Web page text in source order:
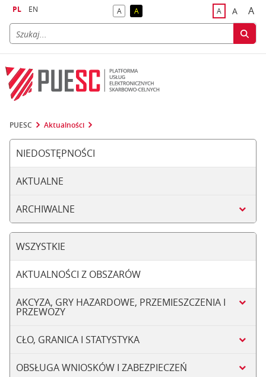
PL EN Akontrast domyślny
Akontrast żółty tekst na czarnym tle
Adomyślna
A A
PUESC Aktualności
NIEDOSTĘPNOŚCI
AKTUALNE
ARCHIWALNE
WSZYSTKIE
AKTUALNOŚCI Z OBSZARÓW
AKCYZA, GRY HAZARDOWE, PRZEMIESZCZENIA I
PRZEWOZY
CŁO, GRANICA I STATYSTYKA
OBSŁUGA WNIOSKÓW I ZABEZPIECZEŃ